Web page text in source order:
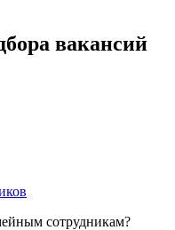
вакансий
сотрудникам?